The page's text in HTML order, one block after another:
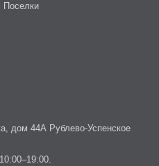
Поселки
дом 44А Рублево-Успенское